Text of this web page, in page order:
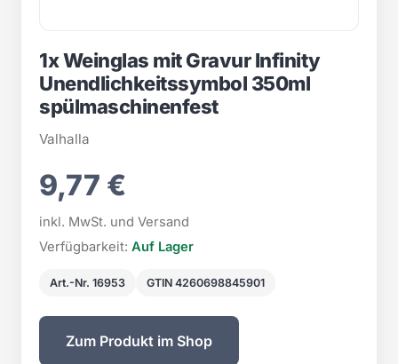
1x Weinglas mit Gravur Infinity
Unendlichkeitssymbol 350ml
spülmaschinenfest
Valhalla
9,77 €
inkl. MwSt. und Versand
Verfügbarkeit: Auf Lager
Art.-Nr. 16953 GTIN 4260698845901
Zum Produkt im Shop